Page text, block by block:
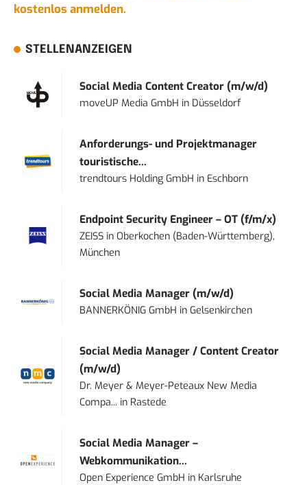
kostenlos anmelden.
STELLENANZEIGEN
Social Media Content Creator (m/w/d)
moveUP Media GmbH in Düsseldorf
Anforderungs- und Projektmanager
touristische...
trendtours Holding GmbH in Eschborn
Endpoint Security Engineer – OT (f/m/x)
ZEISS inOberkochen (Baden-Württemberg),
München
Social Media Manager (m/w/d)
BANNERKÖNIG GmbH inGelsenkirchen
Social Media Manager / Content Creator
(m/w/d)
Dr. Meyer & Meyer-Peteaux New Media
Compa... in Rastede
Social Media Manager –
Webkommunikation...
Open Experience GmbH in Karlsruhe